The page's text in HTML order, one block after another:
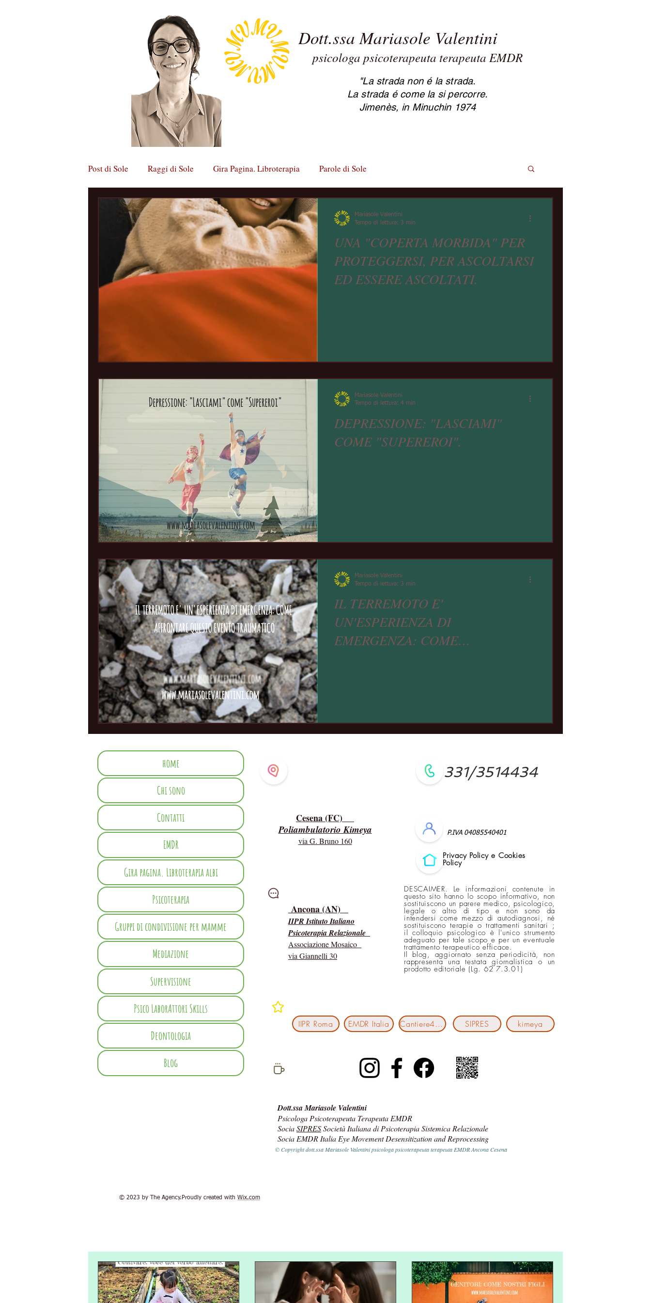
Dott.ssa Mariasole Valentini
psicologa psicoterapeuta terapeuta EMDR
2.0 Mariasole Valentini psicologa
psicoterapeuta Cesena
"La strada non é la strada.
La strada é come la si percorre.
Jimenès, in Minuchin 1974
Post di Sole Raggi di Sole Gira Pagina. Libroterapia Parole di Sole
UNA "COPERTA MORBIDA" PER
PROTEGGERSI, PER ASCOLTARSI
ED ESSERE ASCOLTATI.
Mariasole Valentini
Tempo di lettura: 3 min
DEPRESSIONE: "LASCIAMI"
COME "SUPEREROI".
Mariasole Valentini
Tempo di lettura: 4 min
IL TERREMOTO E'
UN'ESPERIENZA DI
EMERGENZA: COME
Mariasole Valentini
Tempo di lettura: 3 min
home
Chi sono
Contatti
EMDR
Gira pagina. Libroterapia albi
Psicoterapia
Gruppi di condivisione per mamme
Mediazione
Supervisione
Psico LaborAttori Skills
Deontologia
Blog
Cesena (FC)
Poliambulatorio Kimeya
via G. Bruno 160
Ancona (AN)
IIPR Istituto Italiano
Psicoterapia Relazionale
Associazione Mosaico
via Giannelli 30
331/3514434
P.IVA 04085540401
Privacy Policy e Cookies
Policy
DESCAIMER. Le informazioni contenute in
questo sito hanno lo scopo informativo, non
sostituiscono un parere medico, psicologico,
legale o altro di tipo e non sono da
intendersi come mezzo di autodiagnosi, né
sostituiscono terapie o trattamenti sanitari ;
il colloquio psicologico è l'unico strumento
adeguato per tale scopo e per un eventuale
trattamento terapeutico efficace.
Il blog, aggiornato senza periodicità, non
rappresenta una testata giornalistica o un
prodotto editoriale (Lg. 62 7.3.01)
IIPR Roma EMDR Italia Cantiere411 SIPRES kimeya
Dott.ssa Mariasole Valentini
Psicologa Psicoterapeuta Terapeuta EMDR
SociaSIPRESSocietà Italiana di Psicoterapia Sistemica Relazionale
Socia EMDR Italia Eye Movement Desensitization and Reprocessing
© Copyright dott.ssa Mariasole Valentini psicologa psicoterapeuta terapeuta EMDR Ancona Cesena
© 2023 by The Agency.Proudly created with Wix.com